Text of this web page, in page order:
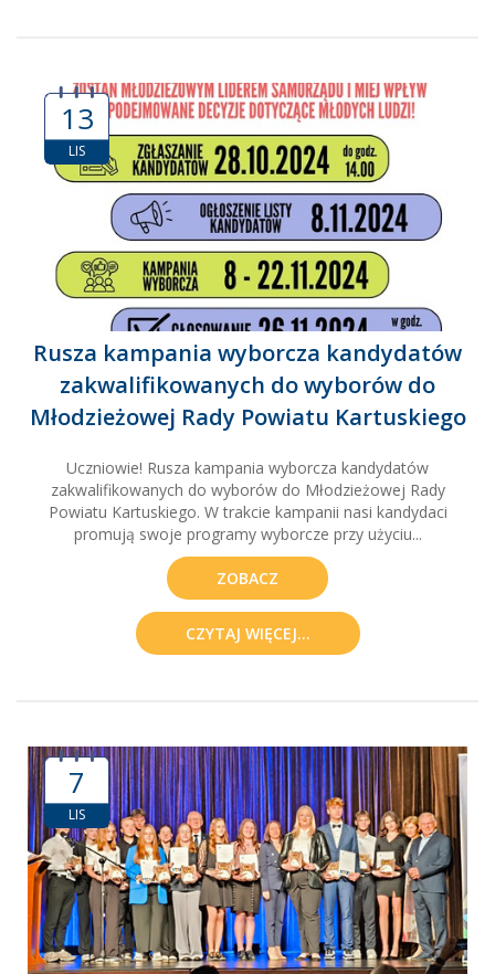
13
LIS
Rusza kampania wyborcza kandydatów
zakwalifikowanych do wyborów do
Młodzieżowej Rady Powiatu Kartuskiego
Uczniowie! Rusza kampania wyborcza kandydatów
zakwalifikowanych do wyborów do Młodzieżowej Rady
Powiatu Kartuskiego. W trakcie kampanii nasi kandydaci
promują swoje programy wyborcze przy użyciu...
ZOBACZ
CZYTAJ WIĘCEJ...
7
LIS